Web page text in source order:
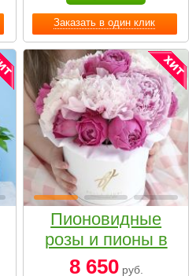
Заказать в один клик
Пионовидные
розы и пионы в
белой коробке
8 650руб.